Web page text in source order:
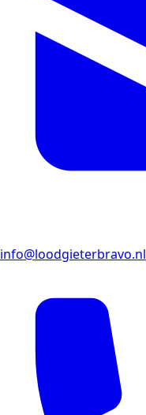
info@loodgieterbravo.nl